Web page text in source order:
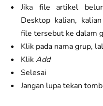
Jika file artikel
Desktop kalian,
file tersebut ke dalam
Klik pada nama grup,
KlikAdd
Selesai
Jangan lupa tekan